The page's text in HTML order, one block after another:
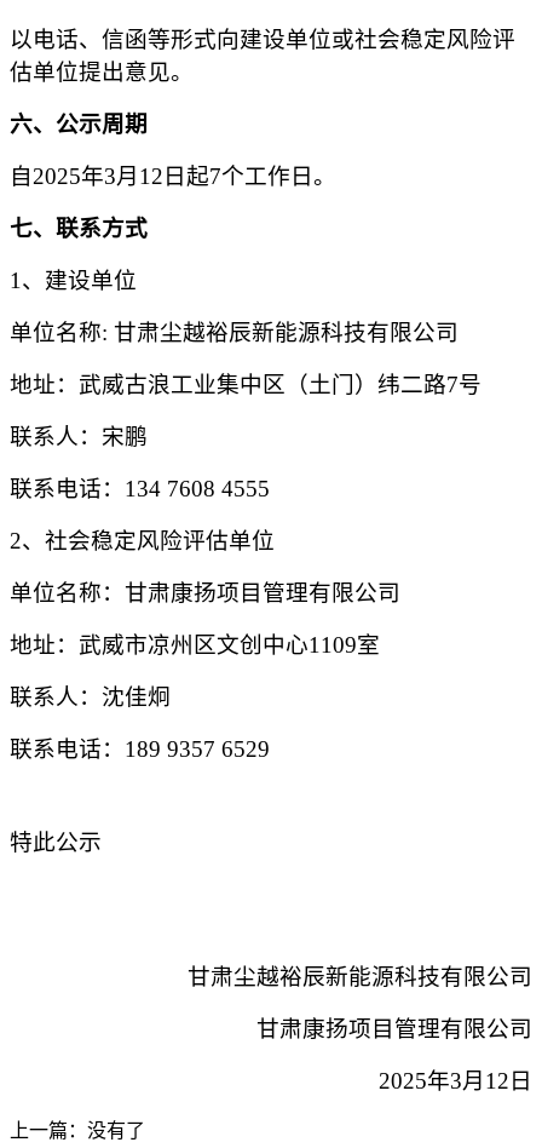
以电话、信函等形式向建设单位或社会稳定风险评
估单位提出意见。
六、公示周期
自2025年3月 12 日起7个工作日 。
七、联系方式
1 、建设单位
单位名称: 甘肃尘越裕辰新能源科技有限公司
地址： 武威古浪工业集中区（土门）纬二路7号
联系人：宋鹏
联系电话： 134 7608 4555
2、社会稳定风险评估单位
单位名称： 甘肃康扬项目管理有限公司
地址：武威市凉州区文创中心1109室
联系人： 沈佳炯
联系电话： 189 9357 6529
特此公示
甘肃尘越裕辰新能源科技有限公司
甘肃康扬项目管理有限公司
2025年3月 12 日
上一篇：没有了